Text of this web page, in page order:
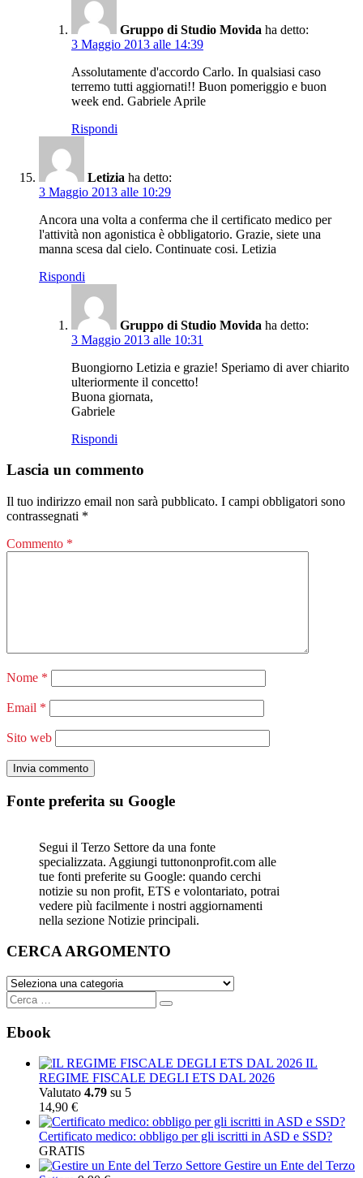
Gruppo di Studio Movida ha detto:
3 Maggio 2013 alle 14:39
Assolutamente d'accordo Carlo. In qualsiasi caso
terremo tutti aggiornati!! Buon pomeriggio e buon
week end. Gabriele Aprile
Rispondi
Letizia ha detto:
3 Maggio 2013 alle 10:29
Ancora una volta a conferma che il certificato medico per
l'attività non agonistica è obbligatorio. Grazie, siete una
manna scesa dal cielo. Continuate cosi. Letizia
Rispondi
Gruppo di Studio Movida ha detto:
3 Maggio 2013 alle 10:31
Buongiorno Letizia e grazie! Speriamo di aver chiarito
ulteriormente il concetto!
Buona giornata,
Gabriele
Rispondi
Lascia un commento
Il tuo indirizzo email non sarà pubblicato. I campi obbligatori sono
contrassegnati *
Commento *
Nome *
Email *
Sito web
Fonte preferita su Google
Segui il Terzo Settore da una fonte
specializzata. Aggiungi tuttononprofit.com alle
tue fonti preferite su Google: quando cerchi
notizie su non profit, ETS e volontariato, potrai
vedere più facilmente i nostri aggiornamenti
nella sezione Notizie principali.
CERCA ARGOMENTO
CERCA
ARGOMENTO
"#
BEGIN
iThemes
Security
modify
remove
Search
Ebook
IL
REGIME FISCALE DEGLI ETS DAL 2026
Valutato 4.79 su 5
14,90 €
Certificato medico: obbligo per gli iscritti in ASD e SSD?
GRATIS
Gestire un Ente del Terzo